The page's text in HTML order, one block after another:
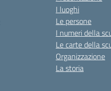
I luoghi
Le persone
I numeri della
Le carte della
Organizzazione
La storia